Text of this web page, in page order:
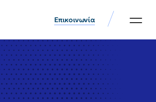
Επικοινωνία